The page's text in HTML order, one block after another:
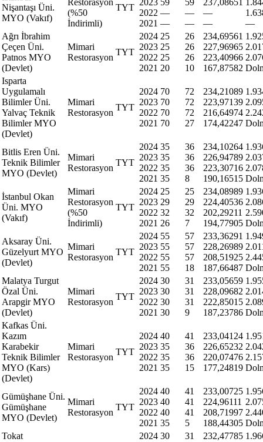
Nişantaşı Üni.
MYO (Vakıf)
(%50
İndirimli)
TYT
2022
2021
—
—
—
—
—
—
—
Ağrı İbrahim
Çeçen Üni.
Patnos MYO
(Devlet)
Mimari
Restorasyon
TYT
2024
2023
2022
2021
25
25
25
20
26
26
26
10
234,69561
227,96965
223,40966
167,87582
Isparta
Uygulamalı
Bilimler Üni.
Yalvaç Teknik
Bilimler MYO
(Devlet)
Mimari
Restorasyon
TYT
2024
2023
2022
2021
70
70
70
70
72
72
72
27
234,21089
223,97139
216,64974
174,42247
Bitlis Eren Üni.
Teknik Bilimler
MYO (Devlet)
Mimari
Restorasyon
TYT
2024
2023
2022
2021
35
35
35
35
36
36
36
8
234,10264
226,94789
223,30716
190,16515
İstanbul Okan
Üni. MYO
(Vakıf)
Mimari
Restorasyon
(%50
İndirimli)
TYT
2024
2023
2022
2021
25
29
32
26
25
29
32
7
234,08989
224,40536
202,29211
194,77905
Aksaray Üni.
Güzelyurt MYO
(Devlet)
Mimari
Restorasyon
TYT
2024
2023
2022
2021
55
55
55
55
57
57
57
18
233,36291
228,26989
208,51925
187,66487
Malatya Turgut
Özal Üni.
Arapgir MYO
(Devlet)
Mimari
Restorasyon
TYT
2024
2023
2022
2021
30
30
30
30
31
31
31
9
233,05659
228,09682
222,85015
187,23786
Kafkas Üni.
Kazım
Karabekir
Teknik Bilimler
MYO (Kars)
(Devlet)
Mimari
Restorasyon
TYT
2024
2023
2022
2021
40
35
35
35
41
36
36
15
233,04124
226,65232
220,07476
177,24819
Gümüşhane Üni.
Gümüşhane
MYO (Devlet)
Mimari
Restorasyon
TYT
2024
2023
2022
2021
40
40
40
35
41
41
41
5
233,00725
224,96111
208,71997
188,44305
Tokat
2024 30
31
232,47785